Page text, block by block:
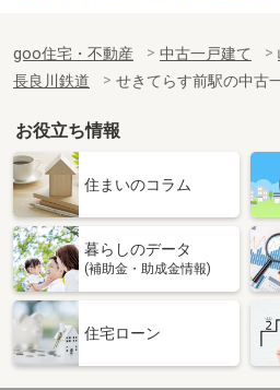
goo住宅・不動産 中古一戸建て
長良川鉄道
せきてらす前駅の中古
お役立ち情報
住まいのコラム
暮らしのデータ
(補助金・助成金情報)
住宅ローン